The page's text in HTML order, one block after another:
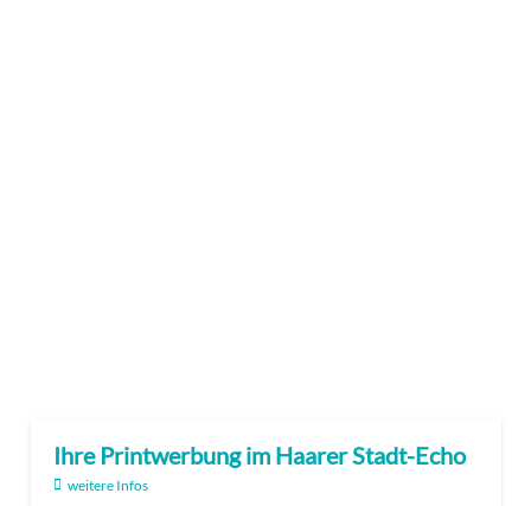
Ihre Printwerbung im Haarer Stadt-Echo
weitere Infos